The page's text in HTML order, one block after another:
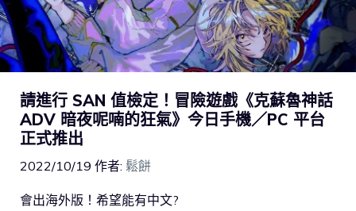
請進行 SAN 值檢定！冒險遊戲《克蘇魯神話
ADV 暗夜呢喃的狂氣》今日手機／PC 平台
正式推出
2022/10/19 作者: 鬆餅
會出海外版！希望能有中文?